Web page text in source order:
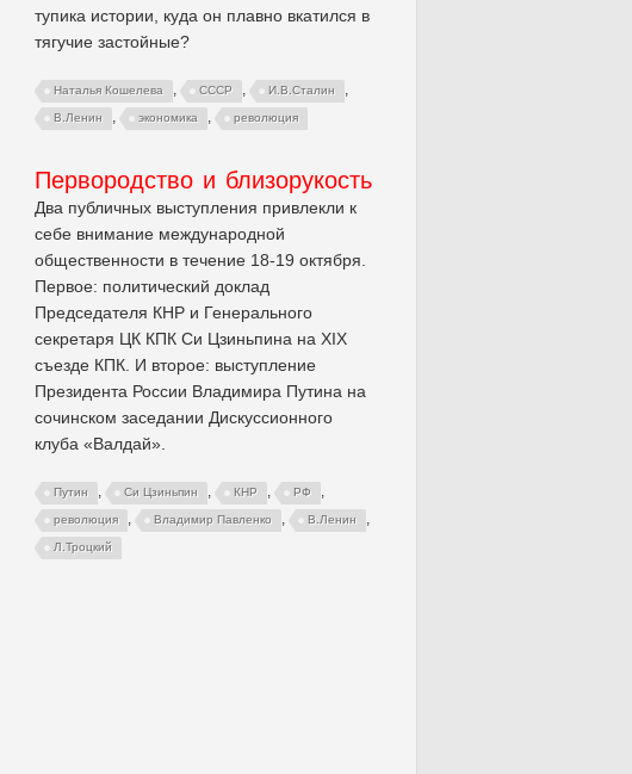
тупика истории, куда он плавно вкатился в
тягучие застойные?
Наталья Кошелева , СССР , И.В.Сталин ,
В.Ленин , экономика , революция
Первородство и близорукость
Два публичных выступления привлекли к
себе внимание международной
общественности в течение 18-19 октября.
Первое: политический доклад
Председателя КНР и Генерального
секретаря ЦК КПК Си Цзиньпина на XIX
съезде КПК. И второе: выступление
Президента России Владимира Путина на
сочинском заседании Дискуссионного
клуба «Валдай».
Путин , Си Цзиньпин , КНР , РФ ,
революция , Владимир Павленко , В.Ленин ,
Л.Троцкий